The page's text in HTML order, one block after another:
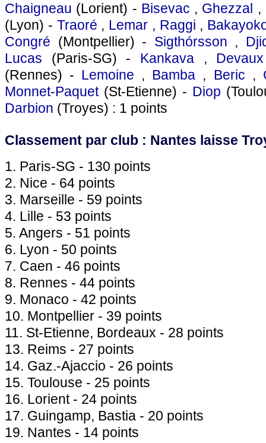
Chaigneau (Lorient) - Bisevac , Ghezzal ,
(Lyon) - Traoré , Lemar , Raggi ,
Congré (Montpellier) - Sigthórsson ,
Lucas (Paris-SG) - Kankava, Devaux
(Rennes) - Lemoine , Bamba , Beric ,
Monnet-Paquet(St-Etienne) - Diop
Darbion (Troyes) : 1 points
Classement par club : Nantes laisse
1. Paris-SG - 130 points
2. Nice - 64 points
3. Marseille - 59 points
4. Lille - 53 points
5. Angers - 51 points
6. Lyon - 50 points
7. Caen - 46 points
8. Rennes - 44 points
9. Monaco - 42 points
10. Montpellier - 39 points
11. St-Etienne, Bordeaux - 28 points
13. Reims - 27 points
14. Gaz.-Ajaccio - 26 points
15. Toulouse - 25 points
16. Lorient - 24 points
17. Guingamp, Bastia - 20 points
19. Nantes - 14 points